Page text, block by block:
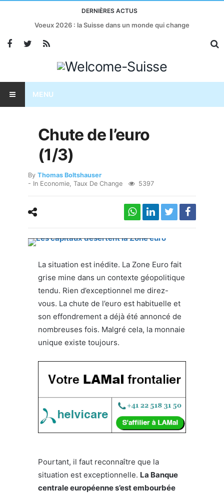
DERNIÈRES ACTUS
Taxes américaines : l’économie suisse menacée?
MENU
Chute de l’euro
(1/3)
By Thomas Boltshauser
- In Economie, Taux De Change 5397
La situation est inédite. La Zone Euro fait
grise mine dans un contexte géopolitique
tendu. Rien d’exceptionnel me direz-
vous. La chute de l’euro est habituelle et
son effondrement a déjà été annoncé de
nombreuses fois. Malgré cela, la monnaie
unique existe toujours.
Pourtant, il faut reconnaître que la
situation est exceptionnelle. La Banque
centrale européenne s’est embourbée